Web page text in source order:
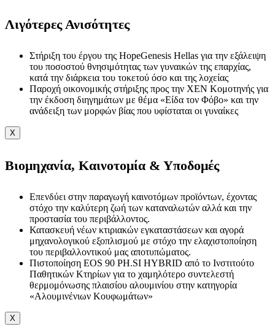
Λιγότερες Ανισότητες
Στήριξη του έργου της HopeGenesis Hellas για την εξάλειψη
του ποσοστού θνησιμότητας των γυναικών της επαρχίας,
κατά την διάρκεια του τοκετού όσο και της λοχείας
Παροχή οικονομικής στήριξης προς την ΧΕΝ Κομοτηνής για
την έκδοση διηγημάτων με θέμα «Είδα τον Φόβο» και την
ανάδειξη των μορφών βίας που υφίσταται οι γυναίκες
X
Βιομηχανία, Καινοτομία & Υποδομές
Επενδύει στην παραγωγή καινοτόμων προϊόντων, έχοντας
στόχο την καλύτερη ζωή των καταναλωτών αλλά και την
προστασία του περιβάλλοντος.
Κατασκευή νέων κτιριακών εγκαταστάσεων και αγορά
μηχανολογικού εξοπλισμού με στόχο την ελαχιστοποίηση
του περιβαλλοντικού μας αποτυπώματος.
Πιστοποίηση EOS 90 PH.SI HYBRID από το Ινστιτούτο
Παθητικών Κτηρίων για το χαμηλότερο συντελεστή
θερμομόνωσης πλαισίου αλουμινίου στην κατηγορία
«Αλουμινένιων Κουφωμάτων»
X